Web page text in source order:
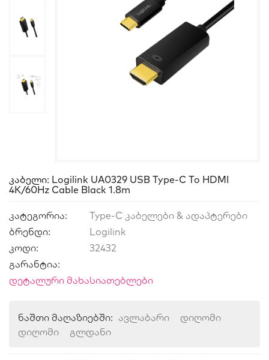
Კაბელი: Logilink UA0329 USB Type-C To HDMI
4K/60Hz Cable Black 1.8m
კატეგორია:
Type-C კაბელები & ადაპტერები
ბრენდი:
Logilink
კოდი:
32432
გარანტია:
დეტალური მახასიათებლები
ნაშთი მაღაზიებში: ავლაბარი
დიღომი
დიღომი
გლდანი